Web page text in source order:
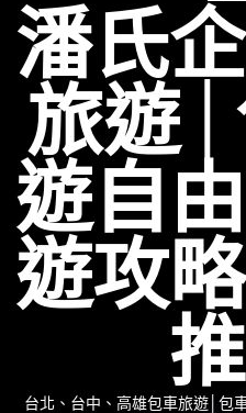
潘氏
旅遊
遊自
遊攻
台北、台中、高雄包車旅遊│包